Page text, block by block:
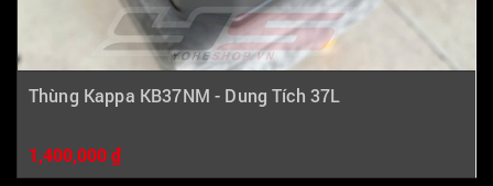
Thùng Kappa KB37NM - Dung Tích 37L
1,400,000 ₫